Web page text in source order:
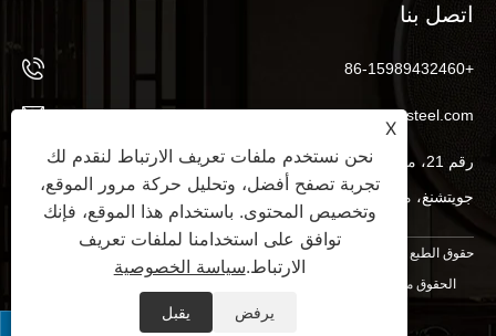
اتصل بنا
+86-15989432460
info@byx-steel.com
رقم 21، منطقة ووفوي الصناعية، بينغنان، مدينة بينجتشو، شارع
جويتشنغ، منطقة نانهاي، مدينة فوشان، مقاطعة قوانغدونغ، الصين
حقوق الطبع والنشر © 2024 شركة فوشان نانت للمنتجات المعدنية المحدودة. جميع
الحقوق محفوظة.
X
نحن نستخدم ملفات تعريف الارتباط لنقدم لك
تجربة تصفح أفضل، وتحليل حركة مرور الموقع،
وتخصيص المحتوى. باستخدام هذا الموقع، فإنك
توافق على استخدامنا لملفات تعريف
الارتباط.سياسة الخصوصية
يرفض يقبل